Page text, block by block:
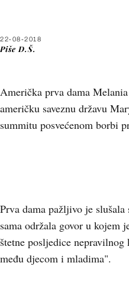
22-08-2018
Piše D.Š.
Američka prva dama
američku saveznu državu
summitu posvećenom borbi
Prva dama pažljivo je
sama održala govor u kojem
štetne posljedice
među djecom i mladima".